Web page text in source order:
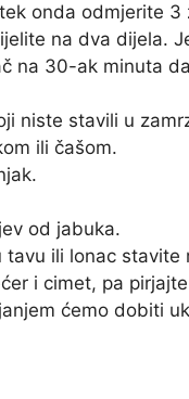
onda odmjerite 3
na dva dijela.
na 30-ak minuta
niste stavili u
ili čašom.
od jabuka.
ili lonac stavite
i cimet, pa
ćemo dobiti